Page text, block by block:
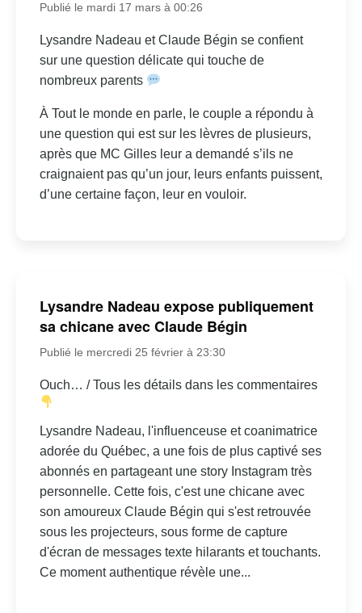
Publié le mardi 17 mars à 00:26
Lysandre Nadeau et Claude Bégin se confient
sur une question délicate qui touche de
nombreux parents
À Tout le monde en parle, le couple a répondu à
une question qui est sur les lèvres de plusieurs,
après que MC Gilles leur a demandé s’ils ne
craignaient pas qu’un jour, leurs enfants puissent,
d’une certaine façon, leur en vouloir.
Lysandre Nadeau expose publiquement
sa chicane avec Claude Bégin
Publié le mercredi 25 février à 23:30
Ouch… / Tous les détails dans les commentaires
Lysandre Nadeau, l'influenceuse et coanimatrice
adorée du Québec, a une fois de plus captivé ses
abonnés en partageant une story Instagram très
personnelle. Cette fois, c'est une chicane avec
son amoureux Claude Bégin qui s'est retrouvée
sous les projecteurs, sous forme de capture
d'écran de messages texte hilarants et touchants.
Ce moment authentique révèle une...